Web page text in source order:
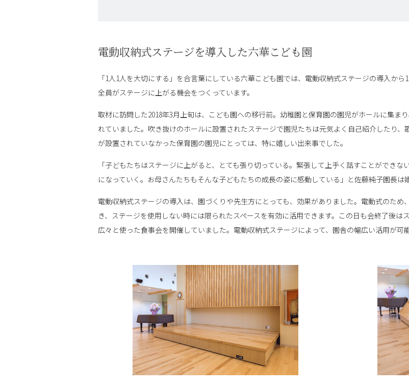
電動収納式ステージを導入した六華こども園
「1人1人を大切にする」を合言葉にしている六華こども園では、電動収納式ステージの導入か
全員がステージに上がる機会をつくっています。
取材に訪問した2018年3月上旬は、こども園への移行前。幼稚園と保育園の園児がホールに集ま
れていました。吹き抜けのホールに設置されたステージで園児たちは元気よく自己紹介したり
が設置されていなかった保育園の園児にとっては、特に嬉しい出来事でした。
「子どもたちはステージに上がると、とても張り切っている。緊張して上手く話すことができ
になっていく。お母さんたちもそんな子どもたちの成長の姿に感動している」と佐藤純子園長は
電動収納式ステージの導入は、園づくりや先生方にとっても、効果がありました。電動式のた
き、ステージを使用しない時には限られたスペースを有効に活用できます。この日も会終了後は
広々と使った食事会を開催していました。電動収納式ステージによって、園舎の幅広い活用が可